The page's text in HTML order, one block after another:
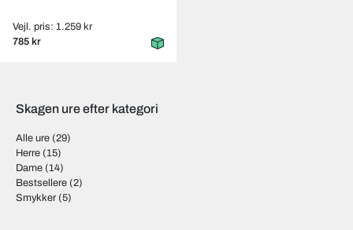
Vejl. pris: 1.259 kr
785 kr
Skagen ure efter kategori
Alle ure (29)
Herre (15)
Dame (14)
Bestsellere (2)
Smykker (5)